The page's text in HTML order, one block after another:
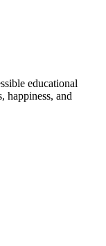
educational
happiness, and